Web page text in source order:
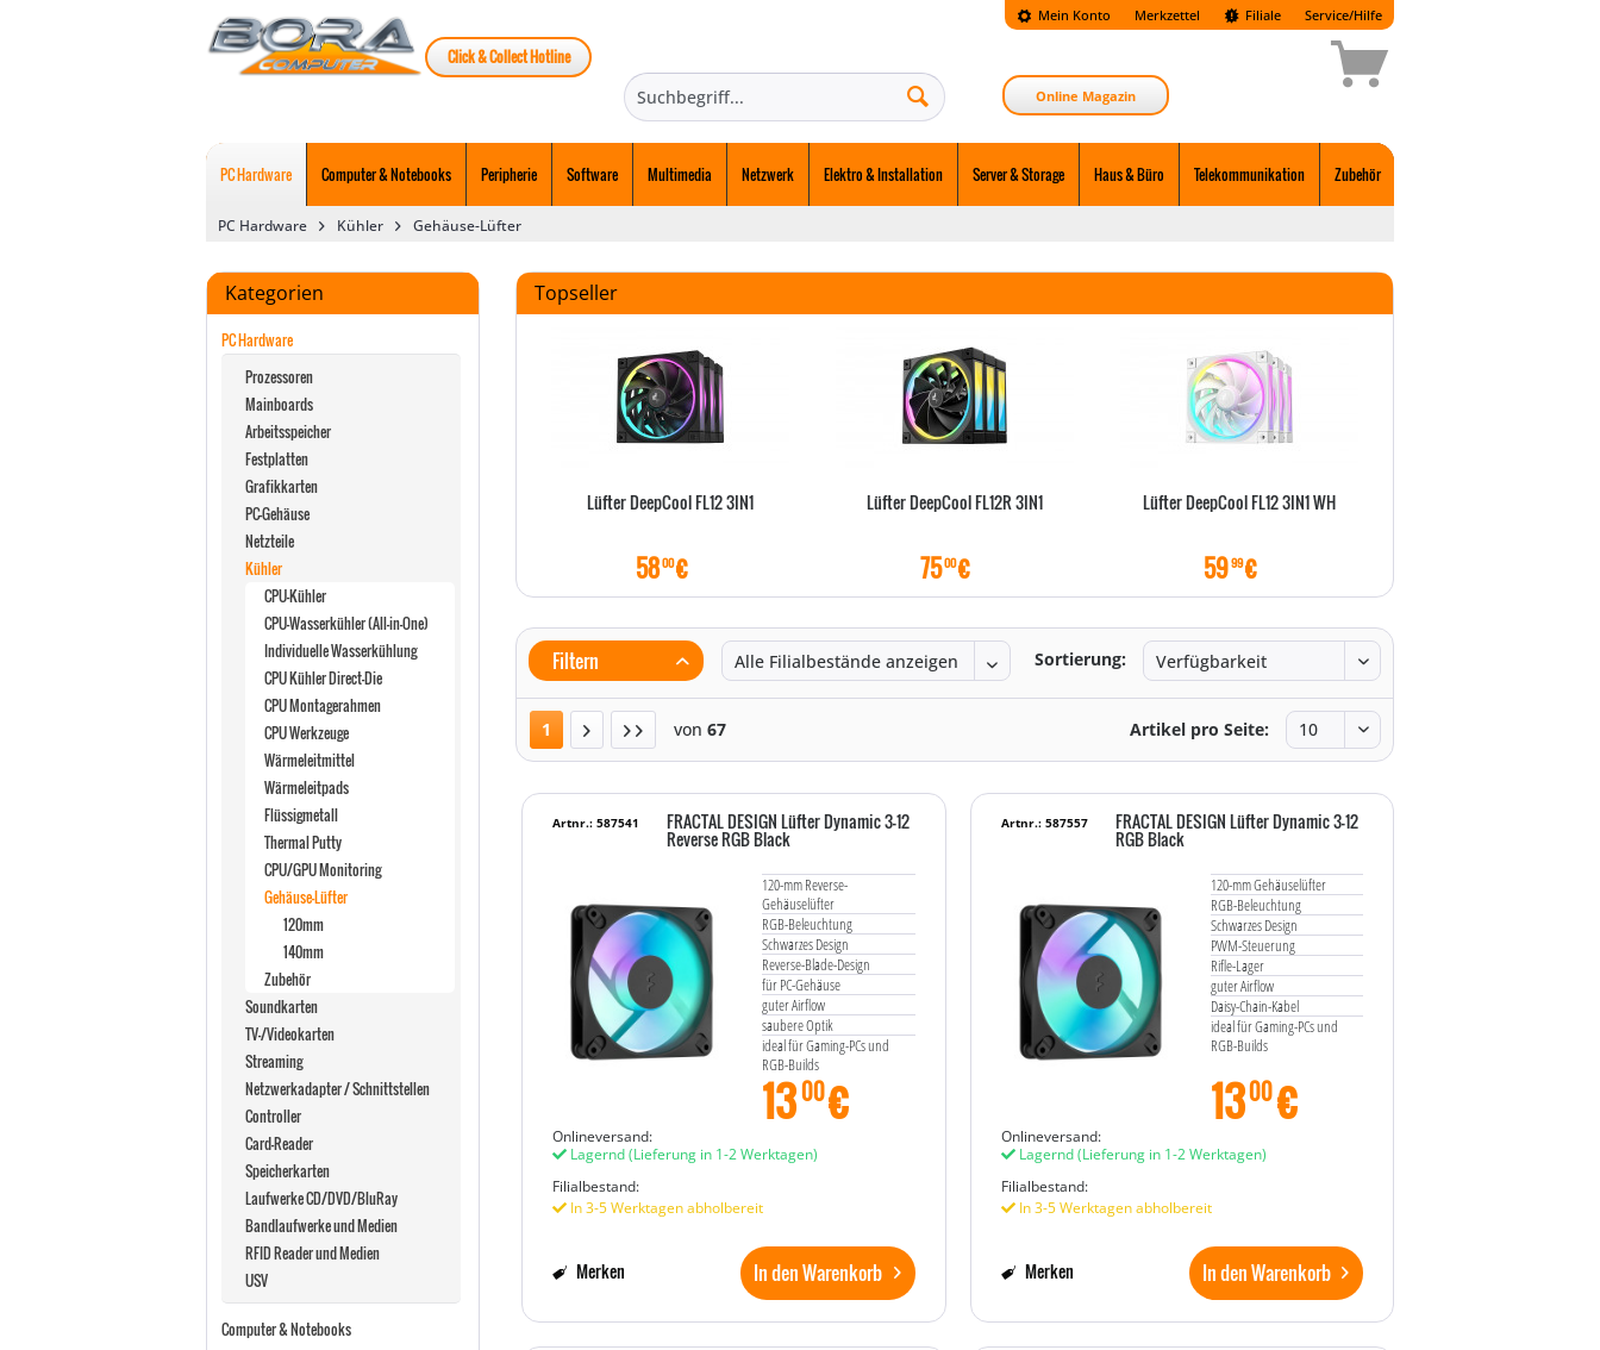
Mein Konto Merkzettel
Click & Collect Hotline
Filiale Service/Hilfe
Online Magazin
PC Hardware Computer & Notebooks Peripherie Software Multimedia Netzwerk Elektro & Installation Server & Storage Haus & Büro Telekommunikation Zubehör
PC Hardware Kühler Gehäuse-Lüfter
Kategorien
PC Hardware
Prozessoren
Mainboards
Arbeitsspeicher
Festplatten
Grafikkarten
PC-Gehäuse
Netzteile
Kühler
CPU-Kühler
CPU-Wasserkühler (All-in-One)
Individuelle Wasserkühlung
CPU Kühler Direct-Die
CPU Montagerahmen
CPU Werkzeuge
Wärmeleitmittel
Wärmeleitpads
Flüssigmetall
Thermal Putty
CPU/GPU Monitoring
Gehäuse-Lüfter
120mm
140mm
Zubehör
Soundkarten
TV-/Videokarten
Streaming
Netzwerkadapter / Schnittstellen
Controller
Card-Reader
Speicherkarten
Laufwerke CD/DVD/BluRay
Bandlaufwerke und Medien
RFID Reader und Medien
USV
Computer & Notebooks
Topseller
Lüfter DeepCool FL12 3IN1
5800€
Lüfter DeepCool FL12R 3IN1
7500€
Lüfter DeepCool FL12 3IN1 WH
5999€
Filtern Sortierung:
1 von 67 Artikel pro Seite:
FRACTAL DESIGN Lüfter Dynamic 3-12
Reverse RGB Black
120-mm Reverse-
Gehäuselüfter
RGB-Beleuchtung
Schwarzes Design
Reverse-Blade-Design
für PC-Gehäuse
guter Airflow
saubere Optik
ideal für Gaming-PCs und
RGB-Builds
Artnr.: 587541
1300€
Onlineversand:
Lagernd(Lieferung in 1-2 Werktagen)
Filialbestand:
In 3-5 Werktagen abholbereit
In den Warenkorb
Merken
FRACTAL DESIGN Lüfter Dynamic 3-12
RGB Black
120-mm Gehäuselüfter
RGB-Beleuchtung
Schwarzes Design
PWM-Steuerung
Rifle-Lager
guter Airflow
Daisy-Chain-Kabel
ideal für Gaming-PCs und
RGB-Builds
Artnr.: 587557
1300€
Onlineversand:
Lagernd(Lieferung in 1-2 Werktagen)
Filialbestand:
In 3-5 Werktagen abholbereit
In den Warenkorb
Merken